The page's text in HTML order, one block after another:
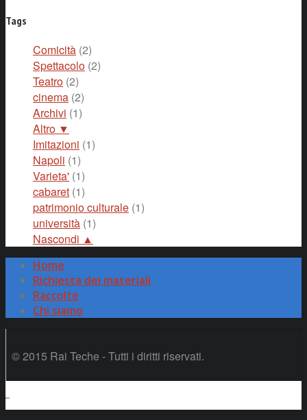
Tags
Comicità (2)
Spettacolo (2)
Teatro (2)
cinema (2)
Archivi (1)
Altro ▼
Imitazioni (1)
Napoli (1)
Varieta' (1)
cabaret (1)
patrimonio culturale (1)
università (1)
Nascondi ▲
Home
Richiesta dei materiali
Raccolte
Chi siamo
© 2015 Rai Teche - Tutti i diritti riservati.